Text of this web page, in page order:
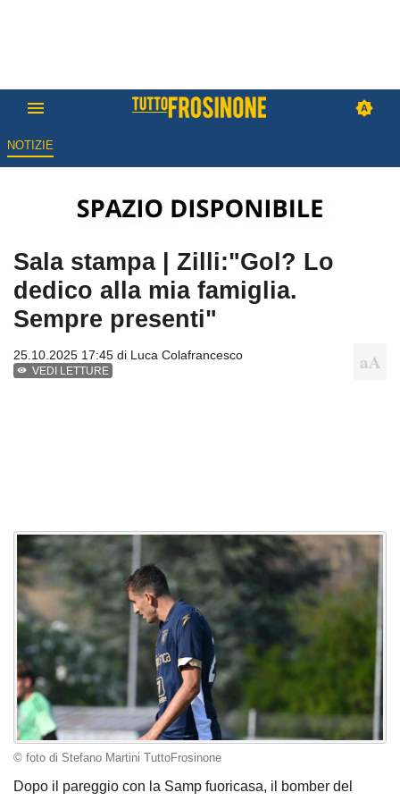
NOTIZIE
Sala stampa | Zilli:"Gol? Lo
dedico alla mia famiglia.
Sempre presenti"
25.10.2025 17:45 di Luca Colafrancesco
VEDI LETTURE
© foto di Stefano Martini TuttoFrosinone
Dopo il pareggio con la Samp fuoricasa, il bomber del